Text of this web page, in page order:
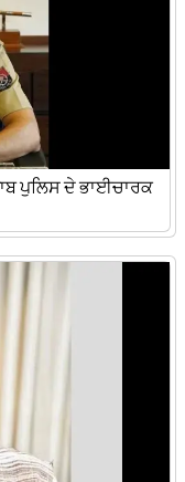
ਪੁਲਿਸ ਦੇ ਭਾਈਚਾਰਕ